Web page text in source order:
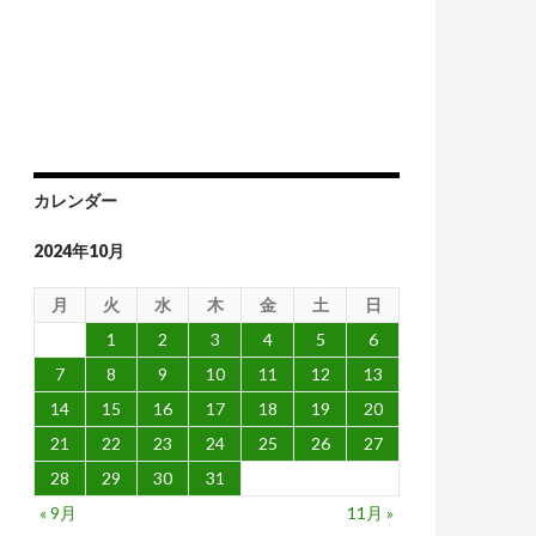
ユーロは破綻する
カレンダー
2024年10月
月 火 水 木 金 土
日
1
2 3 4 5
6
7
8 9 10 11 12
13
14
15 16 17 18 19
20
21
22 23 24 25 26
27
28
29 30
31
« 9月
11月 »